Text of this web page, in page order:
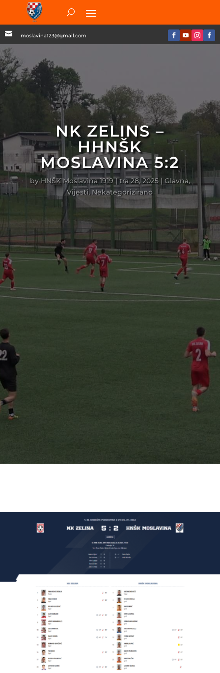
 moslavina123@gmail.com
NK ZELINS –
HHNŠK
MOSLAVINA 5:2
byHNŠK Moslavina 1919|tra 28, 2025| Glavna,
Vijesti, Nekategorizirano